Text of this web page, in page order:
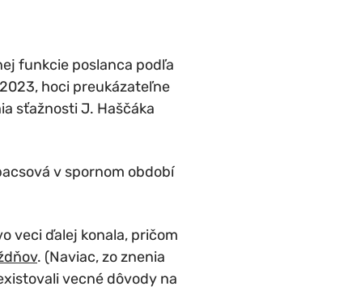
funkcie poslanca podľa
hoci preukázateľne
sťažnosti J. Haščáka
v spornom období
veci ďalej konala, pričom
. (Naviac, zo znenia
vecné dôvody na